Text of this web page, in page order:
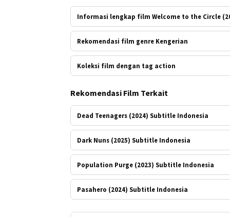
Informasi lengkap film Welcome to the Circle
Rekomendasi film genre Kengerian
Koleksi film dengan tag action
Rekomendasi Film Terkait
Dead Teenagers (2024) Subtitle Indonesia
Dark Nuns (2025) Subtitle Indonesia
Population Purge (2023) Subtitle Indonesia
Pasahero (2024) Subtitle Indonesia